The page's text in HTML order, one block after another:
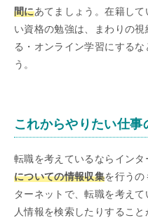
間にあてましょう。在籍し
い資格の勉強は、まわりの
る・オンライン学習にする
う。
これからやりたい仕事
転職を考えているならインタ
についての情報収集を行うの
ターネットで、転職を考え
人情報を検索したりするこ